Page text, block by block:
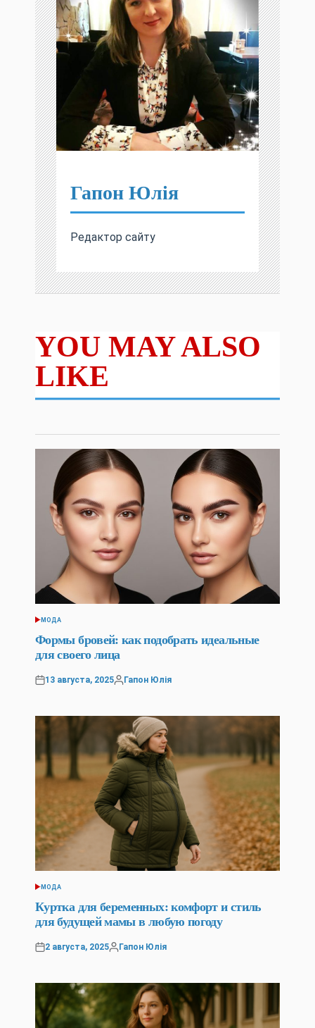
Гапон Юлія
Редактор сайту
YOU MAY ALSO
LIKE
POSTED
IN
МОДА
Формы бровей: как подобрать идеальные
для своего лица
Posted
13 августа, 2025
Posted
Гапон Юлія
POSTED
IN
МОДА
Куртка для беременных: комфорт и стиль
для будущей мамы в любую погоду
Posted
2 августа, 2025
Posted
Гапон Юлія